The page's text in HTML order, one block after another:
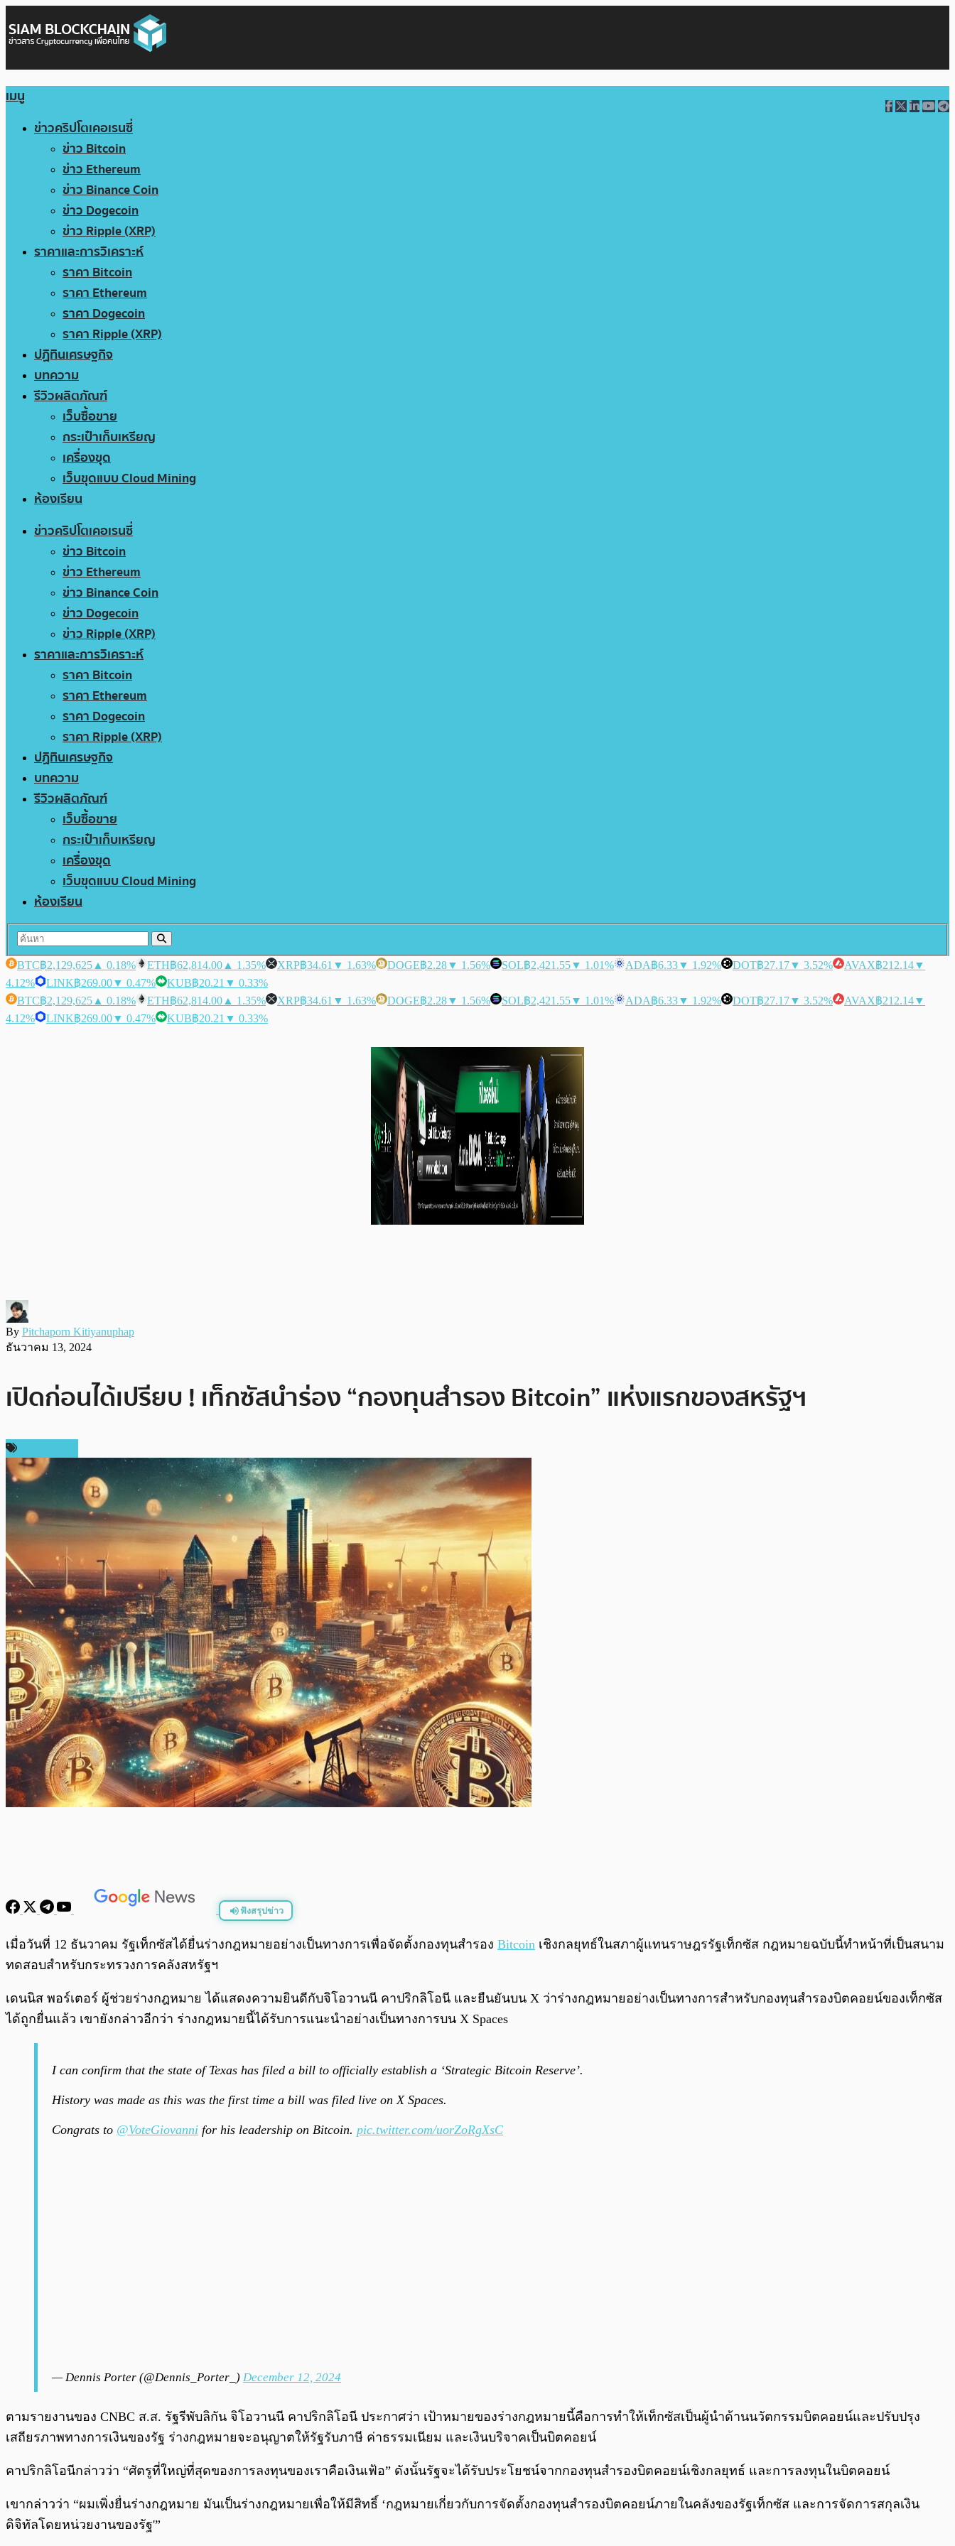
เมนู
ข่าวคริปโตเคอเรนซี่
ข่าว Bitcoin
ข่าว Ethereum
ข่าว Binance Coin
ข่าว Dogecoin
ข่าว Ripple (XRP)
ราคาและการวิเคราะห์
ราคา Bitcoin
ราคา Ethereum
ราคา Dogecoin
ราคา Ripple (XRP)
ปฏิทินเศรษฐกิจ
บทความ
รีวิวผลิตภัณฑ์
เว็บซื้อขาย
กระเป๋าเก็บเหรียญ
เครื่องขุด
เว็บขุดแบบ Cloud Mining
ห้องเรียน
ข่าวคริปโตเคอเรนซี่
ข่าว Bitcoin
ข่าว Ethereum
ข่าว Binance Coin
ข่าว Dogecoin
ข่าว Ripple (XRP)
ราคาและการวิเคราะห์
ราคา Bitcoin
ราคา Ethereum
ราคา Dogecoin
ราคา Ripple (XRP)
ปฏิทินเศรษฐกิจ
บทความ
รีวิวผลิตภัณฑ์
เว็บซื้อขาย
กระเป๋าเก็บเหรียญ
เครื่องขุด
เว็บขุดแบบ Cloud Mining
ห้องเรียน
BTC฿2,129,625 ▲ 0.18% ETH฿62,814.00 ▲ 1.35% XRP฿34.61 ▼ 1.63% DOGE฿2.28▼ 1.56% SOL฿2,421.55▼ 1.01% ADA฿6.33▼ 1.92% DOT฿27.17▼ 3.52% AVAX฿212.14▼
4.12%
LINK฿269.00▼ 0.47% KUB฿20.21 ▼ 0.33%
BTC฿2,129,625 ▲ 0.18% ETH฿62,814.00 ▲ 1.35% XRP฿34.61 ▼ 1.63% DOGE฿2.28▼ 1.56% SOL฿2,421.55▼ 1.01% ADA฿6.33▼ 1.92% DOT฿27.17▼ 3.52% AVAX฿212.14▼
4.12%
LINK฿269.00▼ 0.47% KUB฿20.21 ▼ 0.33%
By Pitchaporn Kitiyanuphap
ธันวาคม 13, 2024
เปิดก่อนได้เปรียบ ! เท็กซัสนำร่อง “กองทุนสำรอง Bitcoin” แห่งแรกของสหรัฐฯ
ฟังสรุปข่าว
พร้อมเล่น / 0:00
เมื่อวันที่ 12 ธันวาคม รัฐเท็กซัสได้ยื่นร่างกฎหมายอย่างเป็นทางการเพื่อจัดตั้งกองทุนสำรอง Bitcoin เชิงกลยุทธ์ในสภาผู้แทนราษฎรรัฐเท็กซัส กฎหมายฉบับนี้ทำหน้าที่เป็นสนาม
ทดสอบสำหรับกระทรวงการคลังสหรัฐฯ
เดนนิส พอร์เตอร์ ผู้ช่วยร่างกฎหมาย ได้แสดงความยินดีกับจิโอวานนี คาปริกลิโอนี และยืนยันบน X ว่าร่างกฎหมายอย่างเป็นทางการสำหรับกองทุนสำรองบิตคอยน์ของเท็กซัส
ได้ถูกยื่นแล้ว เขายังกล่าวอีกว่า ร่างกฎหมายนี้ได้รับการแนะนำอย่างเป็นทางการบน X Spaces
I can confirm that the state of Texas has filed a bill to officially establish a ‘Strategic Bitcoin Reserve’.
History was made as this was the first time a bill was filed live on X Spaces.
Congrats to @VoteGiovanni for his leadership on Bitcoin. pic.twitter.com/uorZoRgXsC
— Dennis Porter (@Dennis_Porter_) December 12, 2024
ตามรายงานของ CNBC ส.ส. รัฐรีพับลิกัน จิโอวานนี คาปริกลิโอนี ประกาศว่า เป้าหมายของร่างกฎหมายนี้คือการทำให้เท็กซัสเป็นผู้นำด้านนวัตกรรมบิตคอยน์และปรับปรุง
เสถียรภาพทางการเงินของรัฐ ร่างกฎหมายจะอนุญาตให้รัฐรับภาษี ค่าธรรมเนียม และเงินบริจาคเป็นบิตคอยน์
คาปริกลิโอนีกล่าวว่า “ศัตรูที่ใหญ่ที่สุดของการลงทุนของเราคือเงินเฟ้อ” ดังนั้นรัฐจะได้รับประโยชน์จากกองทุนสำรองบิตคอยน์เชิงกลยุทธ์ และการลงทุนในบิตคอยน์
เขากล่าวว่า “ผมเพิ่งยื่นร่างกฎหมาย มันเป็นร่างกฎหมายเพื่อให้มีสิทธิ์ ‘กฎหมายเกี่ยวกับการจัดตั้งกองทุนสำรองบิตคอยน์ภายในคลังของรัฐเท็กซัส และการจัดการสกุลเงิน
ดิจิทัลโดยหน่วยงานของรัฐ'”